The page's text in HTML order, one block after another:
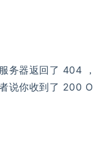
务器返回了 404 ，
说你收到了 200 O